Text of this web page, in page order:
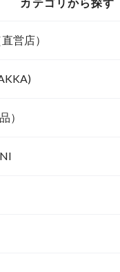
カテゴリから探す
営店）
）